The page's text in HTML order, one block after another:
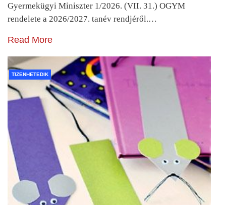
Gyermekügyi Miniszter 1/2026. (VII. 31.) OGYM
rendelete a 2026/2027. tanév rendjéről.…
Read More
TIZENHETEDIK